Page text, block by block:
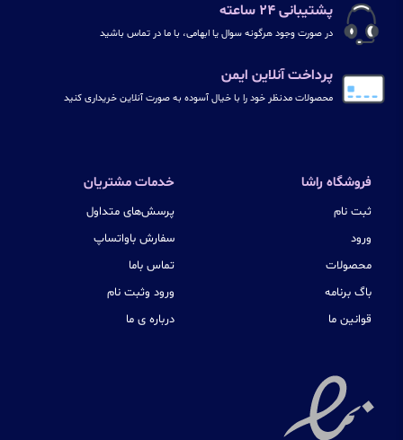
پشتیبانی ۲۴ ساعته
در صورت وجود هرگونه سوال یا ابهامی، با ما در تماس باشید
پرداخت آنلاین ایمن
محصولات مدنظر خود را با خیال آسوده به صورت آنلاین خریداری کنید
فروشگاه راشا
ثبت نام
ورود
محصولات
باگ برنامه
قوانین ما
خدمات مشتریان
پرسش‌های متداول
سفارش باواتساپ
تماس باما
ورود وثبت نام
درباره ی ما